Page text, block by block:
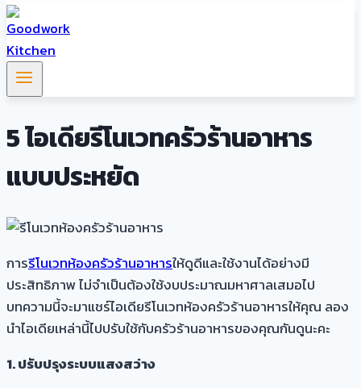
5 ไอเดียรีโนเวทครัวร้านอาหาร
แบบประหยัด
การรีโนเวทห้องครัวร้านอาหารให้ดูดีและใช้งานได้อย่างมี
ประสิทธิภาพ ไม่จำเป็นต้องใช้งบประมาณมหาศาลเสมอไป
บทความนี้จะมาแชร์ไอเดียรีโนเวทห้องครัวร้านอาหารให้คุณ ลอง
นำไอเดียเหล่านี้ไปปรับใช้กับครัวร้านอาหารของคุณกันดูนะคะ
1. ปรับปรุงระบบแสงสว่าง